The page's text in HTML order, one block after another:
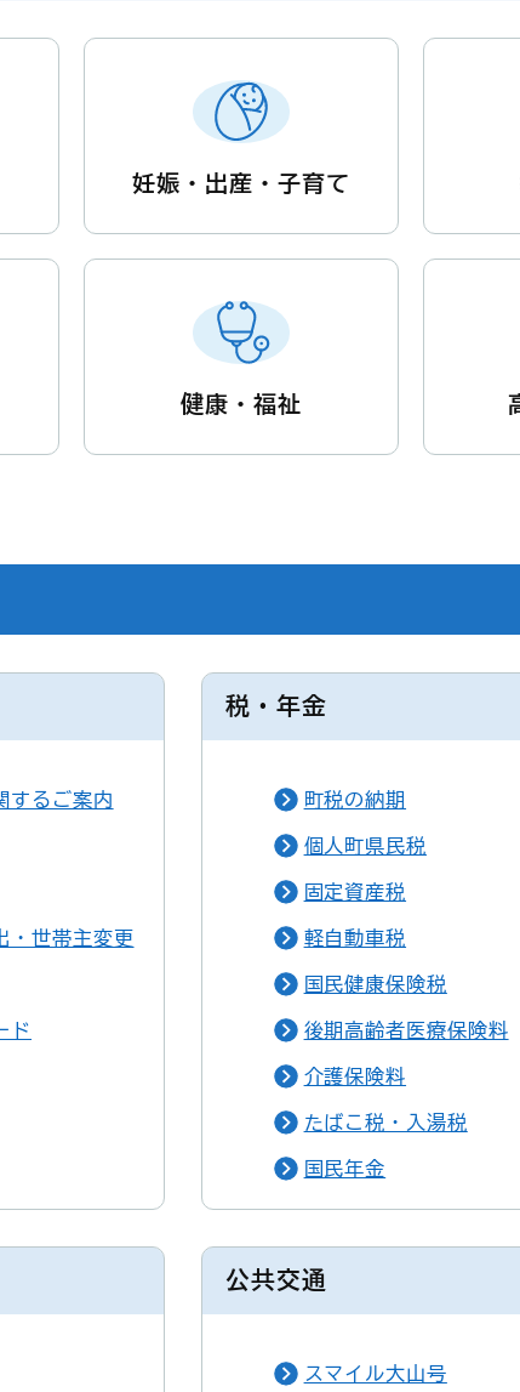
妊娠・出産・子育て
健康・福祉
するご案内
・世帯主変更
ド
税・年金
町税の納期
個人町県民税
固定資産税
軽自動車税
国民健康保険税
後期高齢者医療保険料
介護保険料
たばこ税・入湯税
国民年金
公共交通
スマイル大山号